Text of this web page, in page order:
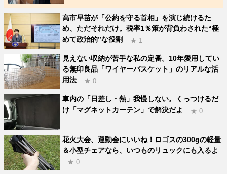
高市早苗が「公約を守る首相」を演じ続けるた
め、ただそれだけ。税率1％策が背負わされた“極
めて政治的”な役割
★ 1
見えない収納が苦手な私の定番。10年愛用してい
る無印良品「ワイヤーバスケット」のリアルな活
用法
★ 0
車内の「日差し・熱」我慢しない。くっつけるだ
け「マグネットカーテン」で解決だよ
★ 0
花火大会、運動会にいいね！ロゴスの300gの軽量
＆小型チェアなら、いつものリュックにも入るよ
★ 0